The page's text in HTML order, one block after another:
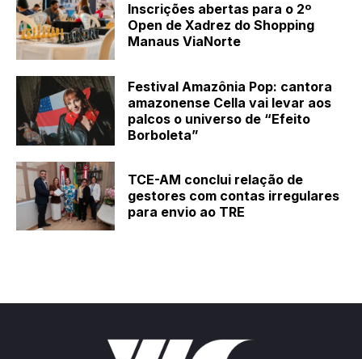
Inscrições abertas para o 2º
Open de Xadrez do Shopping
Manaus ViaNorte
Festival Amazônia Pop: cantora
amazonense Cella vai levar aos
palcos o universo de “Efeito
Borboleta”
TCE-AM conclui relação de
gestores com contas irregulares
para envio ao TRE